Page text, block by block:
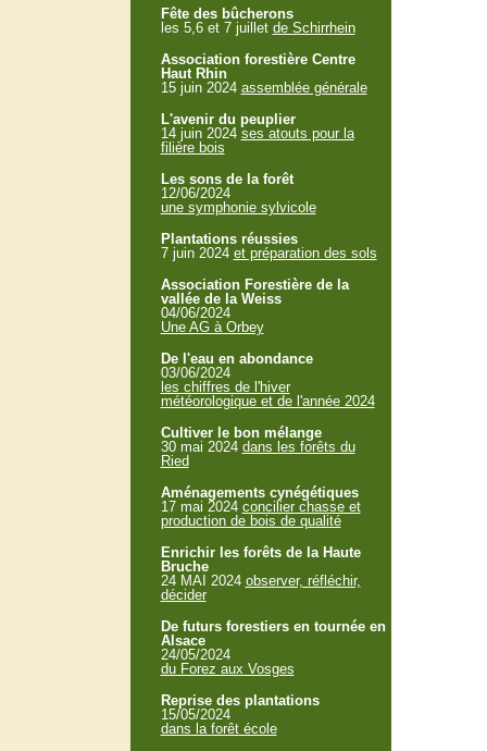
Fête des bûcherons
les 5,6 et 7 juillet de Schirrhein
Association forestière Centre
Haut Rhin
15 juin 2024 assemblée générale
L'avenir du peuplier
14 juin 2024 ses atouts pour la
filière bois
Les sons de la forêt
12/06/2024
une symphonie sylvicole
Plantations réussies
7 juin 2024 et préparation des sols
Association Forestière de la
vallée de la Weiss
04/06/2024
Une AG à Orbey
De l'eau en abondance
03/06/2024
les chiffres de l'hiver
météorologique et de l'année 2024
Cultiver le bon mélange
30 mai 2024 dans les forêts du
Ried
Aménagements cynégétiques
17 mai 2024 concilier chasse et
production de bois de qualité
Enrichir les forêts de la Haute
Bruche
24 MAI 2024 observer, réfléchir,
décider
De futurs forestiers en tournée en
Alsace
24/05/2024
du Forez aux Vosges
Reprise des plantations
15/05/2024
dans la forêt école